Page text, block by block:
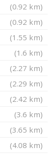
(0.92 km)
(0.92 km)
(1.55 km)
(1.6 km)
(2.27 km)
(2.29 km)
(2.42 km)
(3.6 km)
(3.65 km)
(4.08 km)